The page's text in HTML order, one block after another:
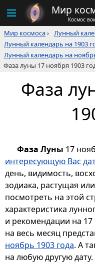
Мир
Космос
Мир космоса› Лунный
Лунный календарь на 1903
Лунный календарь на
Фаза луны 17 ноября 1903
Фаза
Фаза Луны 17
интересующую Вас
день, видимость,
зодиака, растущая
посмотреть на этой
характеристика
и рекомендации на
на весь месяц
ноябрь 1903 года. А
на любую другую дату.